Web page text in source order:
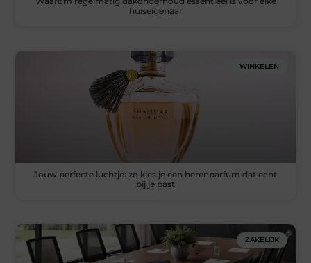
huiseigenaar
WINKELEN
Jouw perfecte luchtje: zo kies je een herenparfum dat echt
bij je past
ZAKELIJK